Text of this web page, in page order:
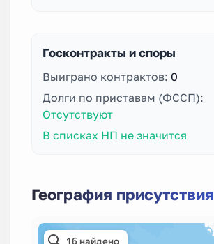
Госконтракты и споры
Выиграно контрактов: 0
Долги по приставам (ФССП):
Отсутствуют
В списках НП не значится
География присутствия